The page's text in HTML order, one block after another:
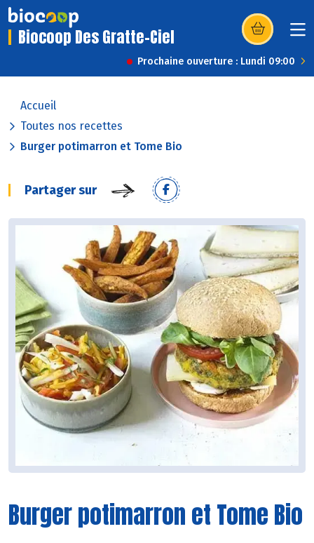
Biocoop Des Gratte-Ciel (s’ouvre dans
Prochaine ouverture : Lundi 09:00
Accueil
Toutes nos recettes
Burger potimarron et Tome Bio
Partager sur
Burger potimarron et Tome Bio